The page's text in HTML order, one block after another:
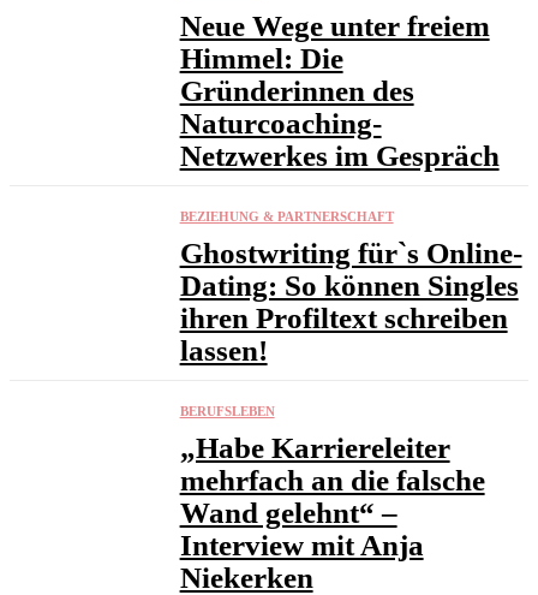
Neue Wege unter freiem
Himmel: Die
Gründerinnen des
Naturcoaching-
Netzwerkes im Gespräch
BEZIEHUNG & PARTNERSCHAFT
Ghostwriting für`s Online-
Dating: So können Singles
ihren Profiltext schreiben
lassen!
BERUFSLEBEN
„Habe Karriereleiter
mehrfach an die falsche
Wand gelehnt“ –
Interview mit Anja
Niekerken